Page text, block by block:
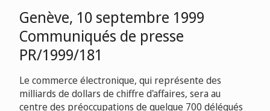
Genève, 10 septembre 1999
Communiqués de presse
PR/1999/181
Le commerce électronique, qui représente des
milliards de dollars de chiffre d'affaires, sera au
centre des préoccupations de quelque 700 délégués